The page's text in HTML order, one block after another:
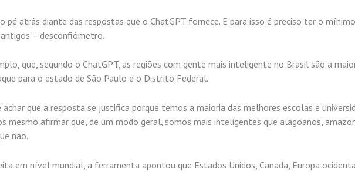
pé atrás diante das respostas que o ChatGPT fornece. E para isso é preciso ter o
– desconfiômetro.
que, segundo o ChatGPT, as regiões com gente mais inteligente no Brasil são a
para o estado de São Paulo e o Distrito Federal.
que a resposta se justifica porque temos a maioria das melhores escolas e
mesmo afirmar que, de um modo geral, somos mais inteligentes que alagoanos,
não.
em nível mundial, a ferramenta apontou que Estados Unidos, Canada, Europa